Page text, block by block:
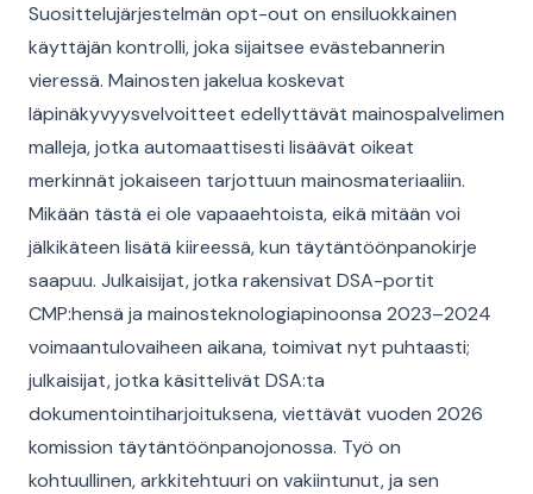
Suosittelujärjestelmän opt-out on ensiluokkainen
käyttäjän kontrolli, joka sijaitsee evästebannerin
vieressä. Mainosten jakelua koskevat
läpinäkyvyysvelvoitteet edellyttävät mainospalvelimen
malleja, jotka automaattisesti lisäävät oikeat
merkinnät jokaiseen tarjottuun mainosmateriaaliin.
Mikään tästä ei ole vapaaehtoista, eikä mitään voi
jälkikäteen lisätä kiireessä, kun täytäntöönpanokirje
saapuu. Julkaisijat, jotka rakensivat DSA-portit
CMP:hensä ja mainosteknologiapinoonsa 2023–2024
voimaantulovaiheen aikana, toimivat nyt puhtaasti;
julkaisijat, jotka käsittelivät DSA:ta
dokumentointiharjoituksena, viettävät vuoden 2026
komission täytäntöönpanojonossa. Työ on
kohtuullinen, arkkitehtuuri on vakiintunut, ja sen